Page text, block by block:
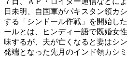
日未明、自国軍がパキスタン領カ
する「シンドール作戦」を開始し
ールとは、ヒンディー語で既婚女
味するが、夫が亡くなると妻はシ
発端となった先月のインド領カシ